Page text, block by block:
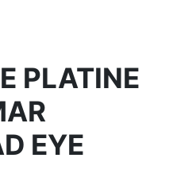
PLATINE
EYE